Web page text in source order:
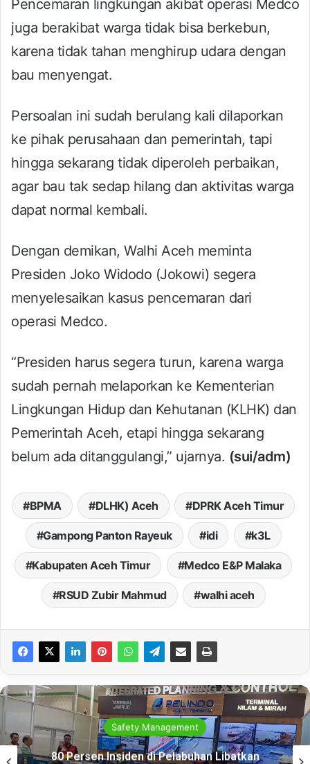
Pencemaran lingkungan akibat operasi Medco
juga berakibat warga tidak bisa berkebun,
karena tidak tahan menghirup udara dengan
bau menyengat.
Persoalan ini sudah berulang kali dilaporkan
ke pihak perusahaan dan pemerintah, tapi
hingga sekarang tidak diperoleh perbaikan,
agar bau tak sedap hilang dan aktivitas warga
dapat normal kembali.
Dengan demikan, Walhi Aceh meminta
Presiden Joko Widodo (Jokowi) segera
menyelesaikan kasus pencemaran dari
operasi Medco.
“Presiden harus segera turun, karena warga
sudah pernah melaporkan ke Kementerian
Lingkungan Hidup dan Kehutanan (KLHK) dan
Pemerintah Aceh, etapi hingga sekarang
belum ada ditanggulangi,” ujarnya. (sui/adm)
BPMA DLHK) Aceh DPRK Aceh Timur
Gampong Panton Rayeuk idi k3L
Kabupaten Aceh Timur Medco E&P Malaka
RSUD Zubir Mahmud walhi aceh
Health